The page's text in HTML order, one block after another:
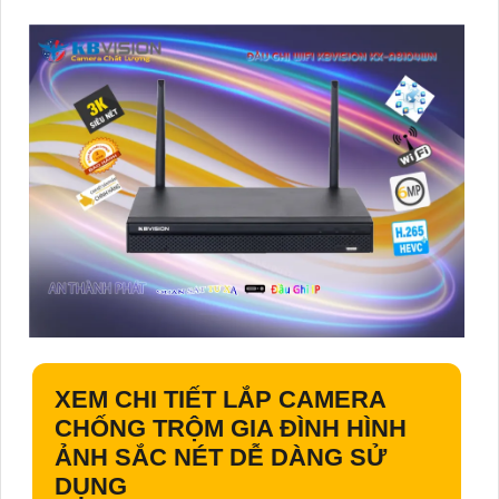
XEM CHI TIẾT LẮP CAMERA
CHỐNG TRỘM GIA ĐÌNH HÌNH
ẢNH SẮC NÉT DỄ DÀNG SỬ
DỤNG